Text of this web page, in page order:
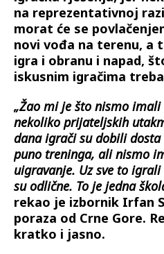
na reprezentativnoj
morat će se
novi vođa na terenu, a
igra i obranu i napad,
iskusnim igračima
„Žao mi je što nismo
nekoliko prijateljskih
dana igrači su dobili
puno treninga, ali nismo
uigravanje. Uz sve to
su odlične. To je jedna
rekao je izbornik Irfan
poraza od Crne Gore.
kratko i jasno.